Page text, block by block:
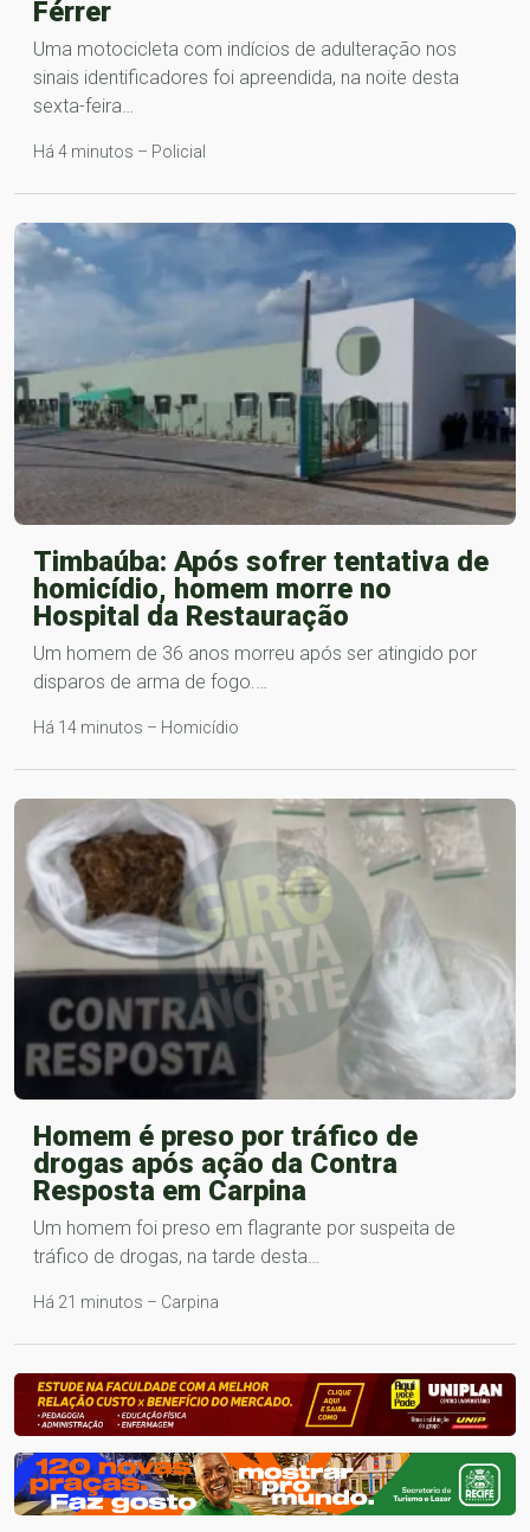
Férrer
Uma motocicleta com indícios de adulteração nos
sinais identificadores foi apreendida, na noite desta
sexta-feira…
Há 4 minutos – Policial
Timbaúba: Após sofrer tentativa de
homicídio, homem morre no
Hospital da Restauração
Um homem de 36 anos morreu após ser atingido por
disparos de arma de fogo.…
Há 14 minutos – Homicídio
Homem é preso por tráfico de
drogas após ação da Contra
Resposta em Carpina
Um homem foi preso em flagrante por suspeita de
tráfico de drogas, na tarde desta…
Há 21 minutos – Carpina